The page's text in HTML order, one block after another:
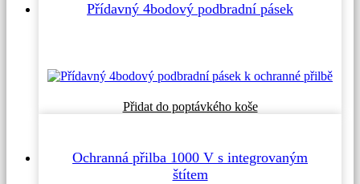
Přídavný 4bodový podbradní pásek
Přidat do poptávkého koše
Ochranná přilba 1000 V s integrovaným
štítem